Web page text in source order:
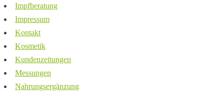
Impfberatung
Impressum
Kontakt
Kosmetik
Kundenzeitungen
Messungen
Nahrungsergänzung